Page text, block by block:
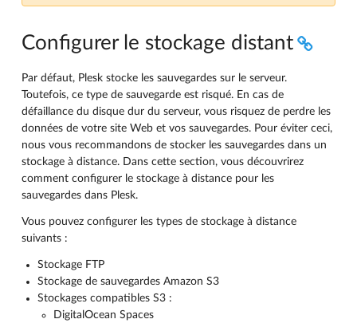
Configurer le stockage distant
Par défaut, Plesk stocke les sauvegardes sur le serveur.
Toutefois, ce type de sauvegarde est risqué. En cas de
défaillance du disque dur du serveur, vous risquez de perdre les
données de votre site Web et vos sauvegardes. Pour éviter ceci,
nous vous recommandons de stocker les sauvegardes dans un
stockage à distance. Dans cette section, vous découvrirez
comment configurer le stockage à distance pour les
sauvegardes dans Plesk.
Vous pouvez configurer les types de stockage à distance
suivants :
Stockage FTP
Stockage de sauvegardes Amazon S3
Stockages compatibles S3 :
DigitalOcean Spaces